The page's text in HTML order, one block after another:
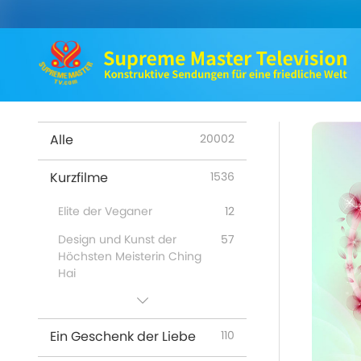
Alle 20002
Kurzfilme 1536
Elite der Veganer
12
Design und Kunst der
Höchsten Meisterin Ching
Hai
57
Besuche in Himmel und
Hölle: Erfahrungsberichte
Die Vorteile der Guanyin-
Ein Geschenk der Liebe 110